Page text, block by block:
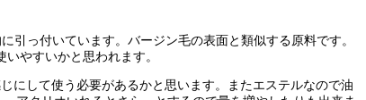
っ付いています。バージン毛の表面と類似する原料です。
やすいかと思われます。
にして使う必要があるかと思います。またエステルなので油